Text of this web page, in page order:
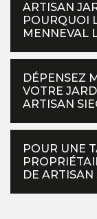
ARTISAN
POURQUOI
MENNEVAL
DÉPENSEZ
VOTRE
ARTISAN
POUR UNE
DE ARTISAN